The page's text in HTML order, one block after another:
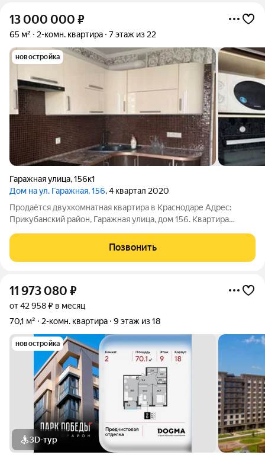
13 000 000 ₽
65 м² 2-комн. квартира 7 этаж из 22
новостройка
Гаражная улица,156к1
Дом на ул. Гаражная, 156, 4 квартал 2020
Продаётся двухкомнатная квартира в Краснодаре Адрес:
Прикубанский район, Гаражная улица, дом 156. Квартира
дома. Общая площадь квартиры составляет 65 квадратных
метров, из них 31 квадратный метр
Позвонить
11 973 080 ₽
от 42 958 ₽ в месяц
70,1 м²
2-комн. квартира 9 этаж из 18
новостройка
3D-тур